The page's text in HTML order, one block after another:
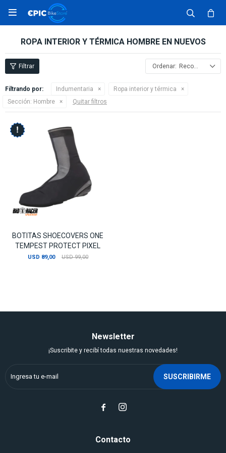

ROPA INTERIOR Y TÉRMICA HOMBRE EN NUEVOS
Recomendados
Filtrando por: Indumentaria
Ropa interior y térmica
Sección: Hombre Quitar filtros
BOTITAS SHOECOVERS ONE
TEMPEST PROTECT PIXEL
USD 89,00 USD 99,00
Contacto
Newsletter
¡Suscribite y recibí todas nuestras novedades!
SUSCRIBIRME
 